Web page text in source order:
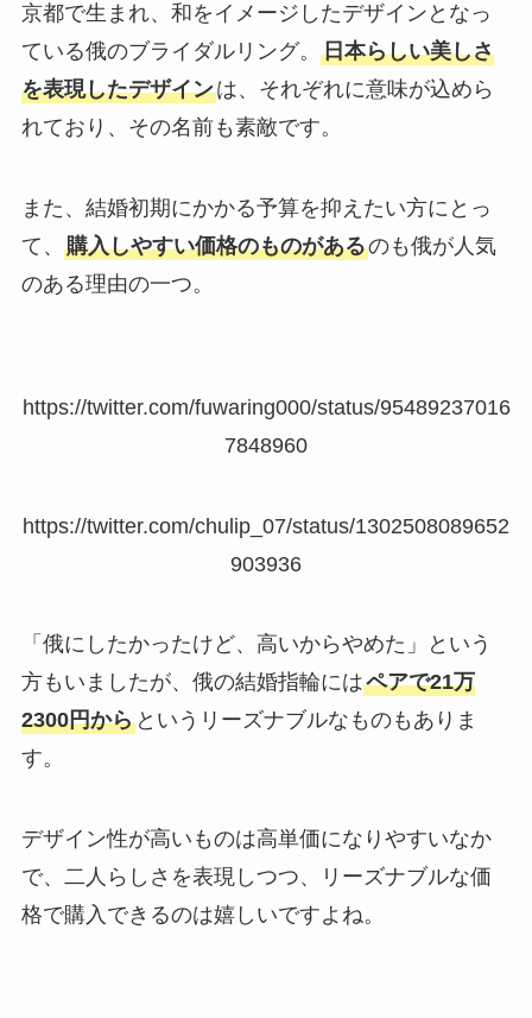
京都で生まれ、和をイメージしたデザインとなっ
ている俄のブライダルリング。 日本らしい美しさ
を表現したデザインは、それぞれに意味が込めら
れており、その名前も素敵です。
また、結婚初期にかかる予算を抑えたい方にとっ
て、 購入しやすい価格のものがあるのも俄が人気
のある理由の一つ。
https://twitter.com/fuwaring000/status/95489237016
7848960
https://twitter.com/chulip_07/status/1302508089652
903936
「俄にしたかったけど、高いからやめた」という
方もいましたが、俄の結婚指輪にはペアで21万
2300円からというリーズナブルなものもありま
す。
デザイン性が高いものは高単価になりやすいなか
で、二人らしさを表現しつつ、リーズナブルな価
格で購入できるのは嬉しいですよね。